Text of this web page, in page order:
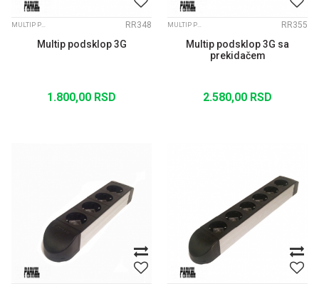
MULTIP PRODUŽNI KABLOVI RR348
Multip podsklop 3G
1.800,00 RSD
MULTIP PRODUŽNI KABLOVI RR355
Multip podsklop 3G sa
prekidačem
2.580,00 RSD